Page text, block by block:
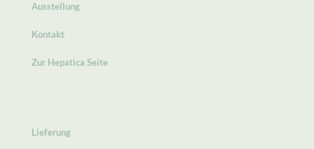
Ausstellung
Kontakt
Zur Hepatica Seite
Lieferung